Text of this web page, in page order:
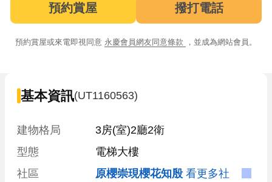
預約賞屋 撥打電話
預約賞屋或來電即視同意 永慶會員網友同意條款 ，並成為網站會員。
基本資訊(UT1160563)
建物格局
3房(室)2廳2衛
型態
電梯大樓
社區
原櫻崇現櫻花知殷 看更多社